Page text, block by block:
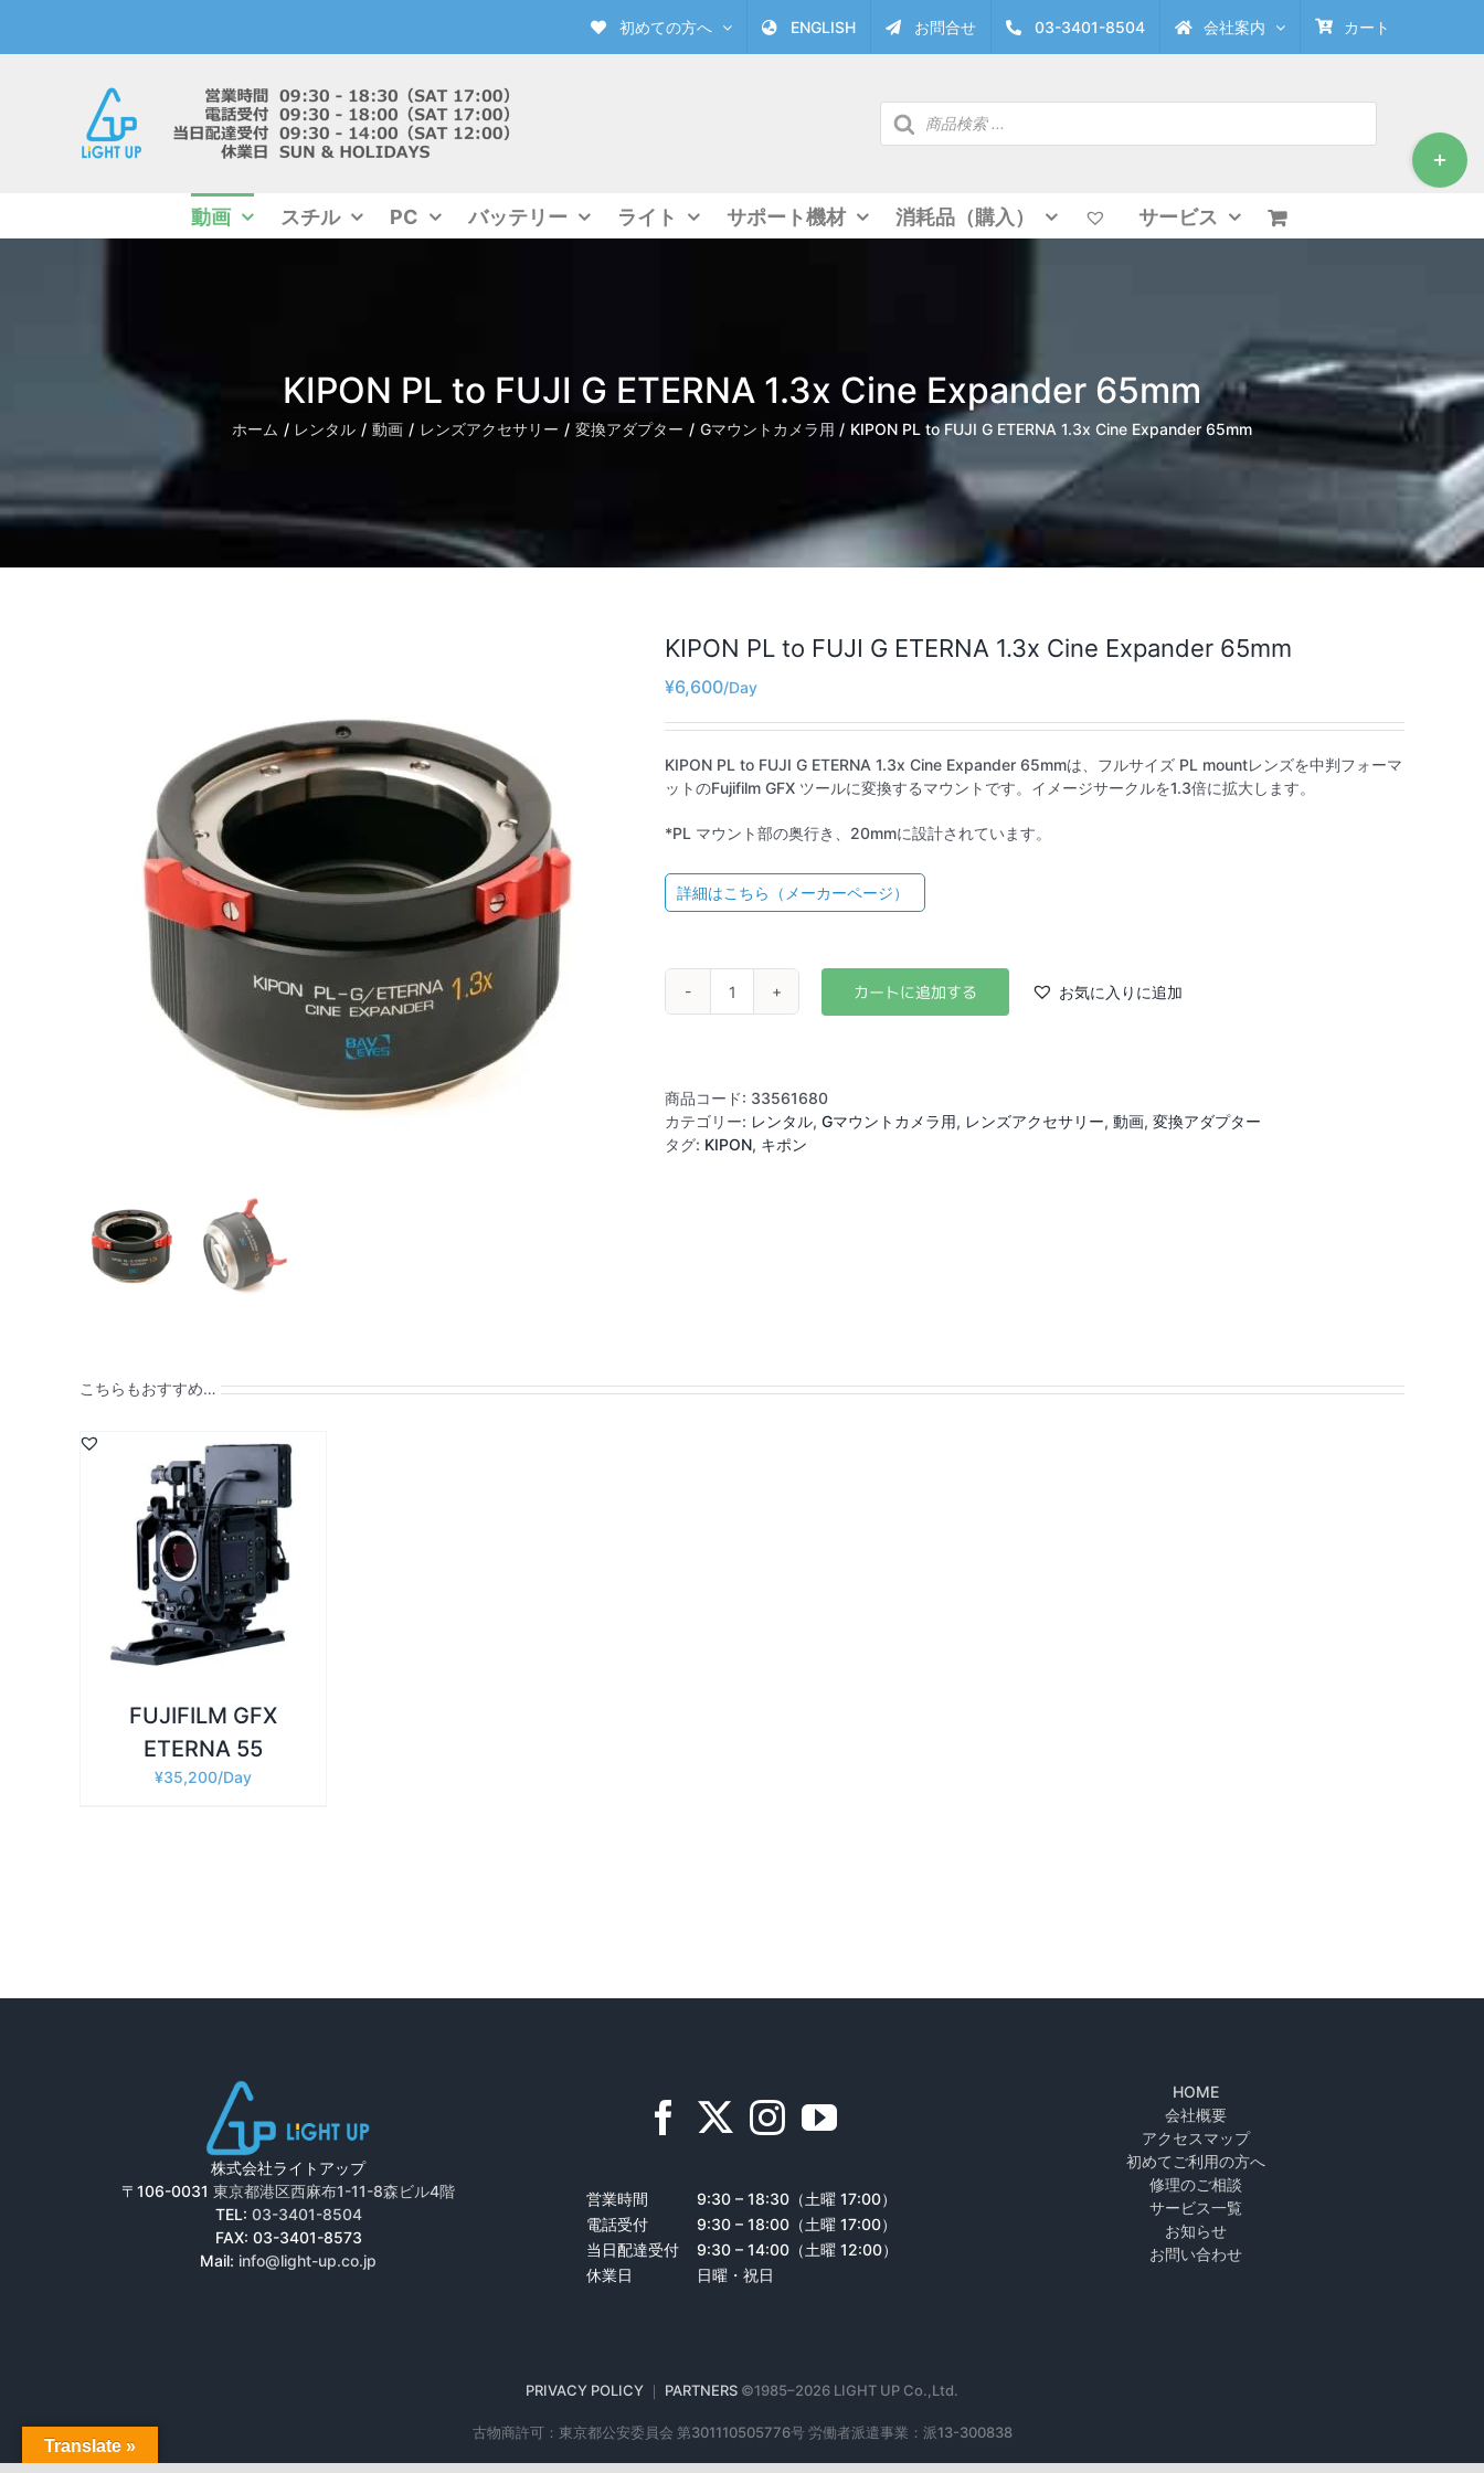
content
初めての方へ ENGLISH お問合せ 03-3401-8504 会社案内 カート
商
品
動画 スチル PC バッテリー ライト サポート機材 消耗品（購入） サービス
KIPON PL to FUJI G ETERNA 1.3x Cine Expander 65mm
ホーム レンタル 動画 レンズアクセサリー 変換アダプター Gマウントカメラ用 KIPON PL to FUJI G ETERNA 1.3x Cine Expander 65mm
KIPON PL to FUJI G ETERNA 1.3x Cine Expander 65mm
¥6,600
KIPON PL to FUJI G ETERNA 1.3x Cine Expander 65mmは、フルサイズ PL mountレンズを中判フォーマ
ットのFujifilm GFX ツールに変換するマウントです。イメージサークルを1.3倍に拡大します。
*PL マウント部の奥行き、20mmに設計されています。
詳細はこちら（メーカーページ）
KIPON
G
ETERNA
1.3x
お気に入りに追加
商品コード: 33561680
カテゴリー: レンタル, Gマウントカメラ用, レンズアクセサリー, 動画, 変換アダプター
タグ: KIPON, キポン
こちらもおすすめ…
FUJIFILM GFX
ETERNA 55
¥35,200
株式会社ライトアップ
〒106-0031東京都港区西麻布1-11-8森ビル4階
TEL: 03-3401-8504
FAX: 03-3401-8573
Mail: info@light-up.co.jp
営業時間
9:30 – 18:30（土曜 17:00）
電話受付
9:30 – 18:00（土曜 17:00）
当日配達受付
9:30 – 14:00（土曜 12:00）
休業日
日曜・祝日
HOME
会社概要
アクセスマップ
初めてご利用の方へ
修理のご相談
サービス一覧
お知らせ
お問い合わせ
PRIVACY POLICY ｜ PARTNERS ©1985–2026 LIGHT UP Co.,Ltd.
古物商許可：東京都公安委員会 第301110505776号 労働者派遣事業：派13-300838
Toggle
Sliding
Bar
Translate »